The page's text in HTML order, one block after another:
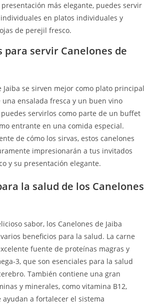
presentación más elegante, puedes servir
en platos individuales y
de perejil fresco.
para servir Canelones de
Jaiba se sirven mejor como plato principal
una ensalada fresca y un buen vino
servirlos como parte de un buffet
entrante en una comida especial.
de cómo los sirvas, estos canelones
impresionarán a tus invitados
y su presentación elegante.
la salud de los Canelones
sabor, los Canelones de Jaiba
beneficios para la salud. La carne
fuente de proteínas magras y
3, que son esenciales para la salud
También contiene una gran
y minerales, como vitamina B12,
ayudan a fortalecer el sistema